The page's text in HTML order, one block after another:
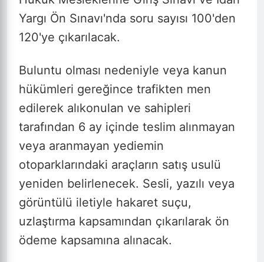
Yargı Ön Sınavı'nda soru sayısı 100'den
120'ye çıkarılacak.
Buluntu olması nedeniyle veya kanun
hükümleri gereğince trafikten men
edilerek alıkonulan ve sahipleri
tarafından 6 ay içinde teslim alınmayan
veya aranmayan yediemin
otoparklarındaki araçların satış usulü
yeniden belirlenecek. Sesli, yazılı veya
görüntülü iletiyle hakaret suçu,
uzlaştırma kapsamından çıkarılarak ön
ödeme kapsamına alınacak.